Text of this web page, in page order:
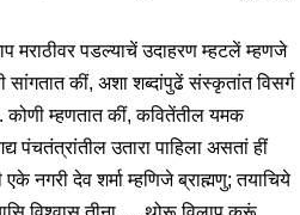
मराठीवर पडल्याचें उदाहरण म्हटलें म्हणजे
सांगतात कीं, अशा शब्दांपुढें संस्कृतांत विसर्ग
कोणी म्हणतात कीं, कवितेंतील यमक
पंचतंत्रांतील उतारा पाहिला असतां हीं
नगरी देव शर्मा म्हणिजे ब्राह्मणु; तयाचिये